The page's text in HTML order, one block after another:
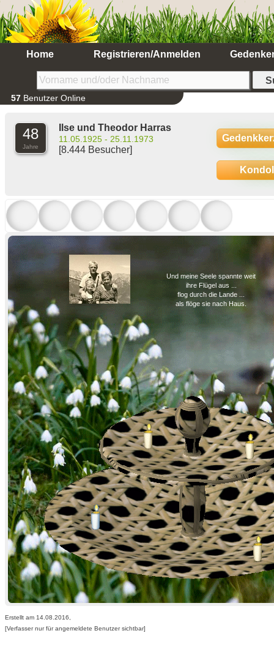
Home Registrieren/Anmelden
57 Benutzer Online
48
Jahre
Ilse und Theodor Harras
11.05.1925 - 25.11.1973
[8.444 Besucher]
Und meine Seele spannte weit
ihre Flügel aus ...
flog durch die Lande ...
als flöge sie nach Haus.
Erstellt am 14.08.2016,
[Verfasser nur für angemeldete Benutzer sichtbar]